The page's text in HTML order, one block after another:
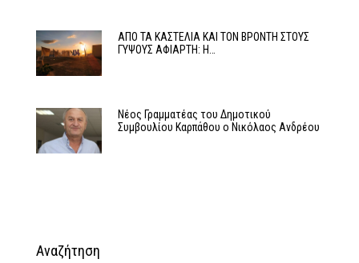
ΑΠΟ ΤΑ ΚΑΣΤΕΛΙΑ ΚΑΙ ΤΟΝ ΒΡΟΝΤΗ ΣΤΟΥΣ
ΓΥΨΟΥΣ ΑΦΙΑΡΤΗ: Η…
Νέος Γραμματέας του Δημοτικού
Συμβουλίου Καρπάθου ο Νικόλαος Ανδρέου
Αναζήτηση